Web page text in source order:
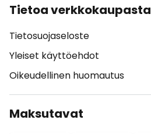
Tietoa verkkokaupasta
Tietosuojaseloste
Yleiset käyttöehdot
Oikeudellinen huomautus
Maksutavat